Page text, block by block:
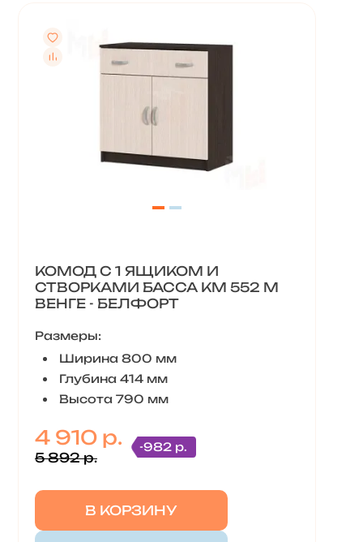
КОМОД С 1 ЯЩИКОМ И
СТВОРКАМИ БАССА КМ 552 М
ВЕНГЕ - БЕЛФОРТ
Размеры:
Ширина 800 мм
Глубина 414 мм
Высота 790 мм
4 910 р.
5 892 р.
-982 р.
В КОРЗИНУ